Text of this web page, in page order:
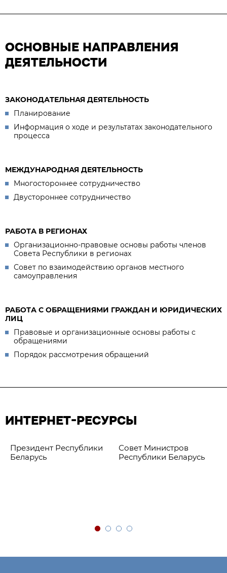
ОСНОВНЫЕ НАПРАВЛЕНИЯ
ДЕЯТЕЛЬНОСТИ
ЗАКОНОДАТЕЛЬНАЯ ДЕЯТЕЛЬНОСТЬ
Планирование
Информация о ходе и результатах законодательного
процесса
МЕЖДУНАРОДНАЯ ДЕЯТЕЛЬНОСТЬ
Многостороннее сотрудничество
Двустороннее сотрудничество
РАБОТА В РЕГИОНАХ
Организационно-правовые основы работы членов
Совета Республики в регионах
Совет по взаимодействию органов местного
самоуправления
РАБОТА С ОБРАЩЕНИЯМИ ГРАЖДАН И ЮРИДИЧЕСКИХ
ЛИЦ
Правовые и организационные основы работы с
обращениями
Порядок рассмотрения обращений
ИНТЕРНЕТ-РЕСУРСЫ
Президент Республики
Беларусь
Совет Министров
Республики Беларусь